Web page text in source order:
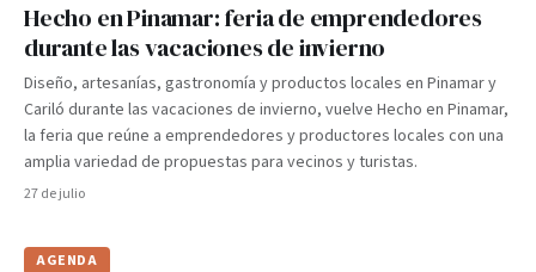
Hecho en Pinamar: feria de emprendedores
durante las vacaciones de invierno
Diseño, artesanías, gastronomía y productos locales en Pinamar y
Cariló durante las vacaciones de invierno, vuelve Hecho en Pinamar,
la feria que reúne a emprendedores y productores locales con una
amplia variedad de propuestas para vecinos y turistas.
27 de julio
AGENDA